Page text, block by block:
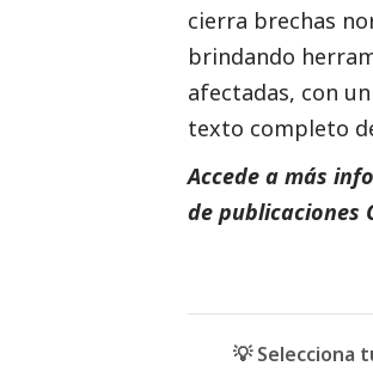
cierra brechas
brindando
afectadas, con
texto completo
Accede a más
de publicaciones
💡 Selecciona